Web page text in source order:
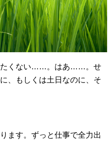
たくない……。はあ……。せ
、もしくは土日なのに、そ
ます。ずっと仕事で全力出